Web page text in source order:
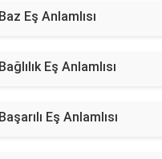
Baz Eş Anlamlısı
Bağlılık Eş Anlamlısı
Başarılı Eş Anlamlısı